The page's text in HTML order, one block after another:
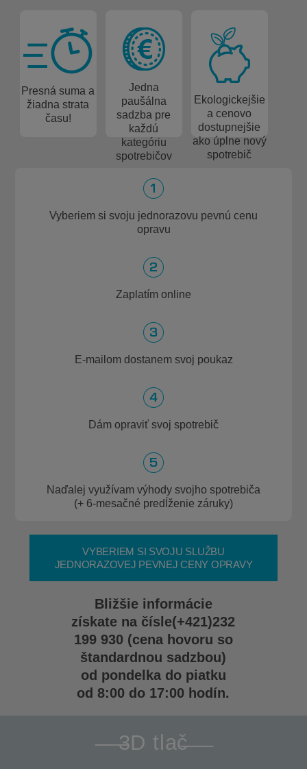
Presná suma a
žiadna strata
času!
Jedna
paušálna
sadzba pre
každú
kategóriu
spotrebičov
Ekologickejšie
a cenovo
dostupnejšie
ako úplne nový
spotrebič
Vyberiem si svoju jednorazovu pevnú cenu
opravu
Zaplatím online
E-mailom dostanem svoj poukaz
Dám opraviť svoj spotrebič
Naďalej využívam výhody svojho spotrebiča
(+ 6-mesačné predĺženie záruky)
VYBERIEM SI SVOJU SLUŽBU
JEDNORAZOVEJ PEVNEJ CENY OPRAVY
Bližšie informácie
získate na čísle(+421)232
199 930 (cena hovoru so
štandardnou sadzbou)
od pondelka do piatku
od 8:00 do 17:00 hodín.
3D tlač